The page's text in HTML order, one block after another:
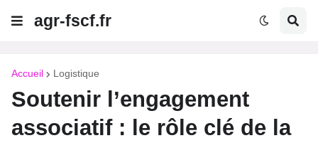
agr-fscf.fr
Accueil Logistique
Soutenir l’engagement
associatif : le rôle clé de la